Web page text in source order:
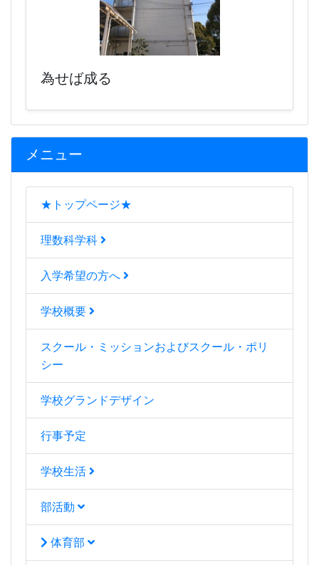
為せば成る
メニュー
★トップページ★
理数科学科
入学希望の方へ
学校概要
スクール・ミッションおよびスクール・ポリ
シー
学校グランドデザイン
行事予定
学校生活
部活動
体育部